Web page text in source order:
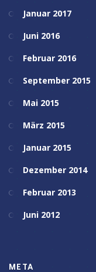
Januar 2017
Juni 2016
Februar 2016
September 2015
Mai 2015
März 2015
Januar 2015
Dezember 2014
Februar 2013
Juni 2012
META